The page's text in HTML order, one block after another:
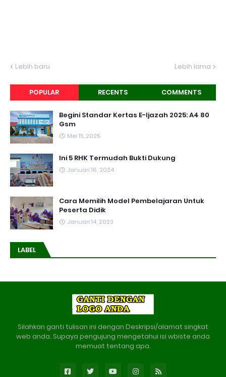
Lebih baru Lebih lama
POPULAR RECENTS COMMENTS
Begini Standar Kertas E-Ijazah 2025: A4 80
Gsm
Mei 15, 2025
Ini 5 RHK Termudah Bukti Dukung
Januari 16, 2024
Cara Memilih Model Pembelajaran Untuk
Peserta Didik
Januari 14, 2023
LABEL
Silahkan ganti tulisan ini dengan Deskripsi/alamat singkat
web anda. Supaya pengujung mengetahui isi wbiste anda
memuat tentang apa.